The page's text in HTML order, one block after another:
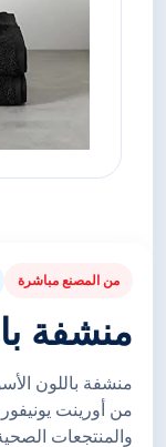
من المصنع مباشرة
منشفة
منشفة باللون
والمنتجعات